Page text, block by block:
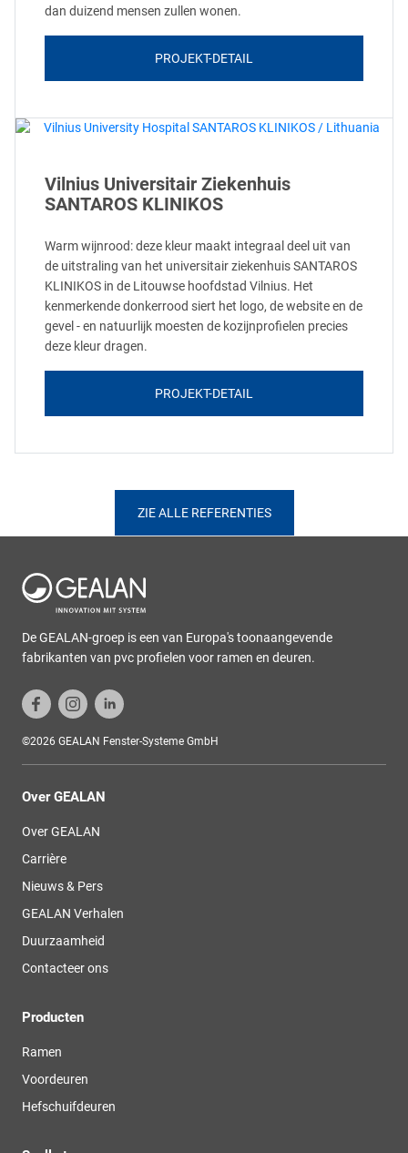
dan duizend mensen zullen wonen.
PROJEKT-DETAIL
Vilnius Universitair Ziekenhuis
SANTAROS KLINIKOS
Warm wijnrood: deze kleur maakt integraal deel uit van
de uitstraling van het universitair ziekenhuis SANTAROS
KLINIKOS in de Litouwse hoofdstad Vilnius. Het
kenmerkende donkerrood siert het logo, de website en de
gevel - en natuurlijk moesten de kozijnprofielen precies
deze kleur dragen.
PROJEKT-DETAIL
ZIE ALLE REFERENTIES
De GEALAN-groep is een van Europa's toonaangevende
fabrikanten van pvc profielen voor ramen en deuren.
©2026 GEALAN Fenster-Systeme GmbH
Over GEALAN
Over GEALAN
Carrière
Nieuws & Pers
GEALAN Verhalen
Duurzaamheid
Contacteer ons
Producten
Ramen
Voordeuren
Hefschuifdeuren